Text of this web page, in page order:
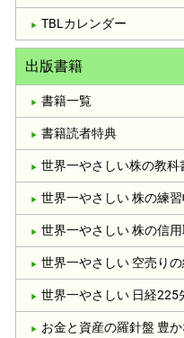
TBLカレンダー
出版書籍
書籍一覧
書籍読者特典
世界一やさしい株の教科
世界一やさしい 株の練
世界一やさしい 株の信
世界一やさしい 空売り
世界一やさしい 日経225
お金と資産の羅針盤 豊